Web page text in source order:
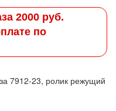
2000 руб.
по
7912-23, ролик режущий